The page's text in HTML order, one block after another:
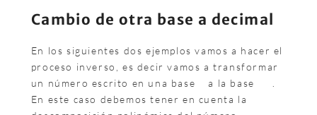
Cambio de otra base a decimal
En los siguientes dos ejemplos vamos a hacer el
proceso inverso, es decir vamos a transformar
un número escrito en una base
a la base
En este caso debemos tener en cuenta la